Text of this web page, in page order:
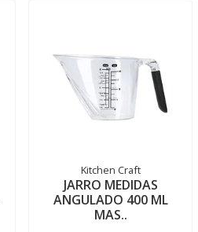
Kitchen Craft
JARRO MEDIDAS
ANGULADO 400 ML
MAS..